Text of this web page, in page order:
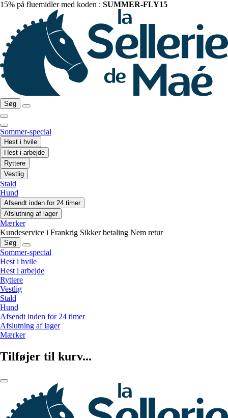
15% på fluemidler med koden : SUMMER-FLY15
Søg
Sommer-special
Hest i hvile
Hest i arbejde
Ryttere
Vestlig
Stald
Hund
Afsendt inden for 24 timer
Afslutning af lager
Mærker
Kundeservice i Frankrig Sikker betaling Nem retur
Søg
Sommer-special
Hest i hvile
Hest i arbejde
Ryttere
Vestlig
Stald
Hund
Afsendt inden for 24 timer
Afslutning af lager
Mærker
Tilføjer til kurv...